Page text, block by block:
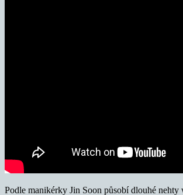
Podle manikérky Jin Soon působí dlouhé nehty